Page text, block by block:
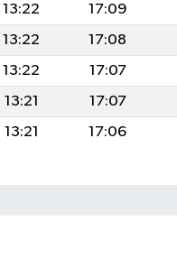
13:22 17:09
13:22 17:08
13:22 17:07
13:21 17:07
13:21 17:06